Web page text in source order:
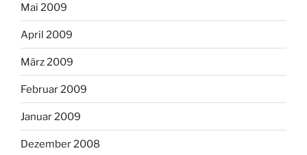
Mai 2009
April 2009
März 2009
Februar 2009
Januar 2009
Dezember 2008